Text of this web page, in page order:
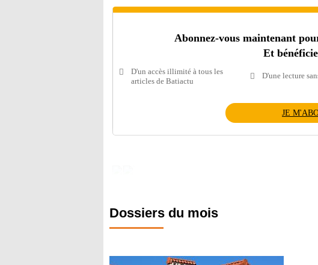
Abonnez-vous maintenant
Et
D'un accès illimité à tous les
articles de Batiactu
D'une lecture
JE
Dossiers du mois